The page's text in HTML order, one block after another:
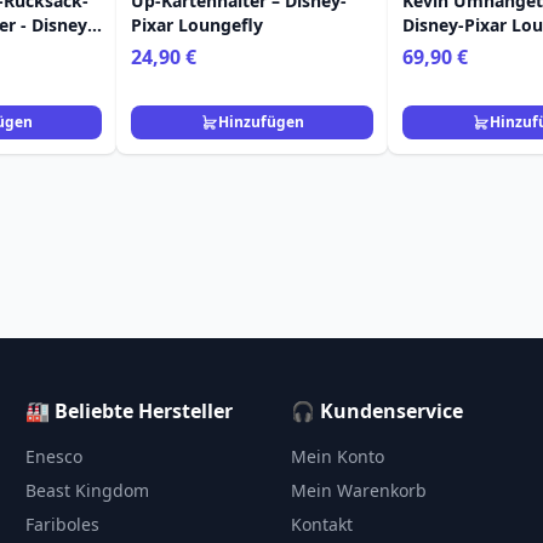
- Disney-
Pixar Loungefly
24,90 €
Hinzufügen
Disney-Pixar
69,90 €
🏭 Beliebte Hersteller
Enesco
Beast Kingdom
Fariboles
🎧 Kundenservice
Mein Konto
Mein Warenkorb
Kontakt